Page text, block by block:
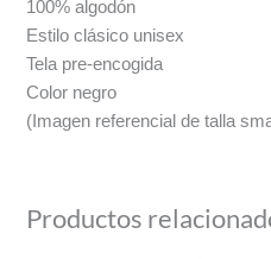
100% algodón
Estilo clásico unisex
Tela pre-encogida
Color negro
(Imagen referencial de talla
Productos